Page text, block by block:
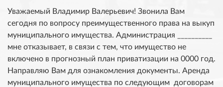
Уважаемый Владимир Валерьевич! Звонила Вам
сегодня по вопросу преимущественного права на выкуп
муниципального имущества. Администрация __________
мне отказывает, в связи с тем, что имущество не
включено в прогнозный план приватизации на 0000 год.
Направляю Вам для ознакомления документы. Аренда
муниципального имущества по следующим договорам